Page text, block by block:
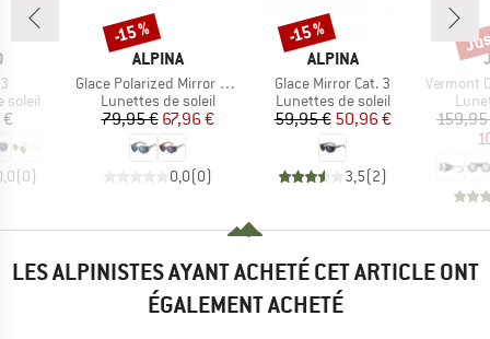
soleil
(0)
MARQUE
ALPINA
Article
Glace Polarized Mirror Cat. 3
Product group
Lunettes de soleil
Prix
79,95 €Prix réduit
67,96 €
0,0(0)
Remise
-15 %
MARQUE
ALPINA
Article
Glace Mirror Cat. 3
Product group
Lunettes de soleil
Prix
59,95 €Prix réduit
50,96 €
3,5(2)
Remise
-15 %
Article
Vermont
LES ALPINISTES AYANT ACHETÉ CET ARTICLE ONT
ÉGALEMENT ACHETÉ